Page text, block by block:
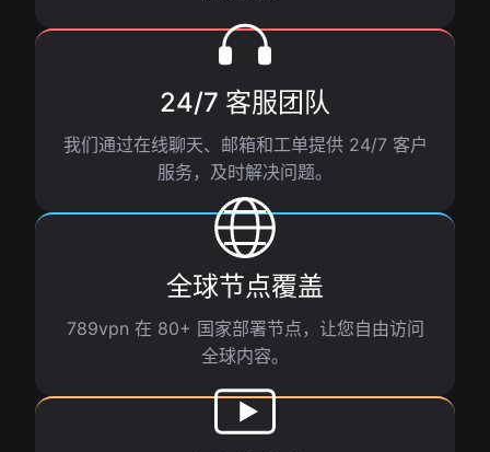
24/7 客服团队
我们通过在线聊天、邮箱和工单提供 24/7 客户
服务，及时解决问题。
全球节点覆盖
789vpn 在 80+ 国家部署节点，让您自由访问
全球内容。